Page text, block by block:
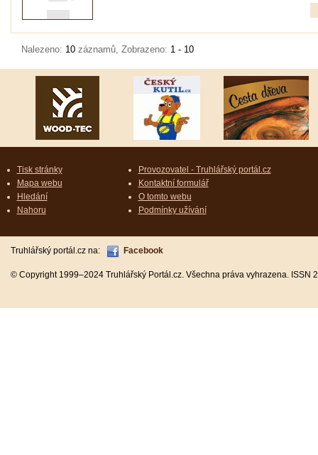
Nalezeno: 10 záznamů, Zobrazeno: 1 - 10
Tisk stránky
Mapa webu
Hledání
Nahoru
Provozovatel - Truhlářský portál.cz
Kontaktní formulář
O tomto webu
Podmínky užívání
Truhlářský portál.cz na: Facebook
© Copyright 1999–2024 Truhlářský Portál.cz. Všechna práva vyhrazena.